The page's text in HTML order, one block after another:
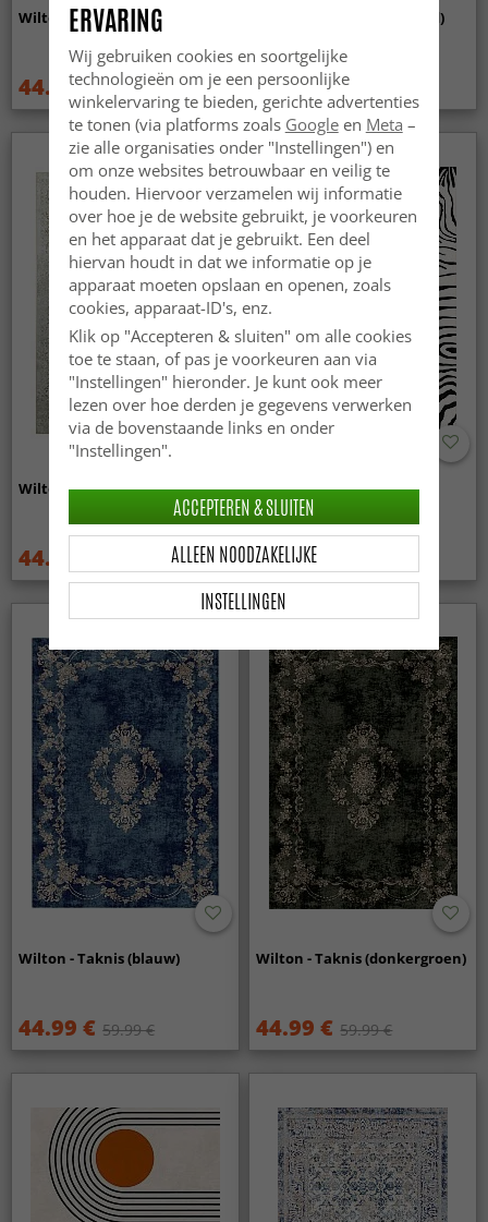
Wilton - Taknis (groen)
44.99 € 59.99 €
Wilton - Elena (beige/goud)
44.99 € 59.99 €
Wilton - Mateur (beige)
44.99 €
Wilton - Zebra (zwart/wit)
44.99 €
Wilton - Taknis (blauw)
44.99 € 59.99 €
Wilton - Taknis (donkergroen)
44.99 € 59.99 €
ERVARING
Wij gebruiken cookies en soortgelijke
technologieën om je een persoonlijke
winkelervaring te bieden, gerichte advertenties
te tonen (via platforms zoals Googleen Meta –
zie alle organisaties onder "Instellingen") en
om onze websites betrouwbaar en veilig te
houden. Hiervoor verzamelen wij informatie
over hoe je de website gebruikt, je voorkeuren
en het apparaat dat je gebruikt. Een deel
hiervan houdt in dat we informatie op je
apparaat moeten opslaan en openen, zoals
cookies, apparaat-ID's, enz.
Klik op "Accepteren & sluiten" om alle cookies
toe te staan, of pas je voorkeuren aan via
"Instellingen" hieronder. Je kunt ook meer
lezen over hoe derden je gegevens verwerken
via de bovenstaande links en onder
"Instellingen".
INSTELLINGEN
ALLEEN NOODZAKELIJKE
ACCEPTEREN & SLUITEN